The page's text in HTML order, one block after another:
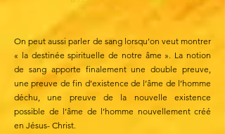
sont d’accord.
On peut aussi parler de sang lorsqu’on veut montrer
« la destinée spirituelle de notre âme ». La notion
de sang apporte finalement une double preuve,
une preuve de fin d’existence de l’âme de l’homme
déchu, une preuve de la nouvelle existence
possible de l’âme de l’homme nouvellement créé
en Jésus- Christ.